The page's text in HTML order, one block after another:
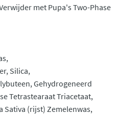
met Pupa's Two-Phase
Silica,
Gehydrogeneerd
Tetrastearaat Triacetaat,
Sativa (rijst) Zemelenwas,